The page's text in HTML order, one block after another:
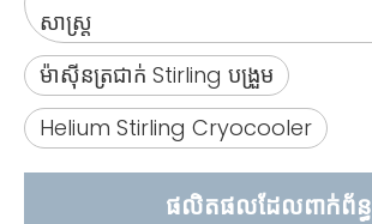
សាស្រ្ត
ម៉ាស៊ីនត្រជាក់ Stirling បង្រួម
Helium Stirling Cryocooler
ផលិតផលដែលពាក់ព័ន្ធ